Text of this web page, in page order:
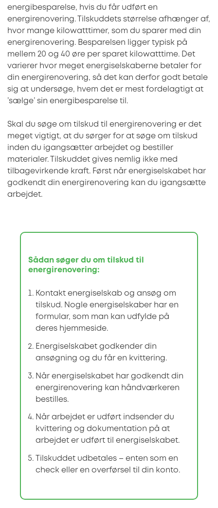
energibesparelse, hvis du får udført en
energirenovering. Tilskuddets størrelse afhænger af,
hvor mange kilowatttimer, som du sparer med din
energirenovering. Besparelsen ligger typisk på
mellem 20 og 40 øre per sparet kilowatttime. Det
varierer hvor meget energiselskaberne betaler for
din energirenovering, så det kan derfor godt betale
sig at undersøge, hvem det er mest fordelagtigt at
’sælge’ sin energibesparelse til.
Skal du søge om tilskud til energirenovering er det
meget vigtigt, at du sørger for at søge om tilskud
inden du igangsætter arbejdet og bestiller
materialer. Tilskuddet gives nemlig ikke med
tilbagevirkende kraft. Først når energiselskabet har
godkendt din energirenovering kan du igangsætte
arbejdet.
Sådan søger du om tilskud til
energirenovering:
Kontakt energiselskab og ansøg om
tilskud. Nogle energiselskaber har en
formular, som man kan udfylde på
deres hjemmeside.
Energiselskabet godkender din
ansøgning og du får en kvittering.
Når energiselskabet har godkendt din
energirenovering kan håndværkeren
bestilles.
Når arbejdet er udført indsender du
kvittering og dokumentation på at
arbejdet er udført til energiselskabet.
Tilskuddet udbetales – enten som en
check eller en overførsel til din konto.